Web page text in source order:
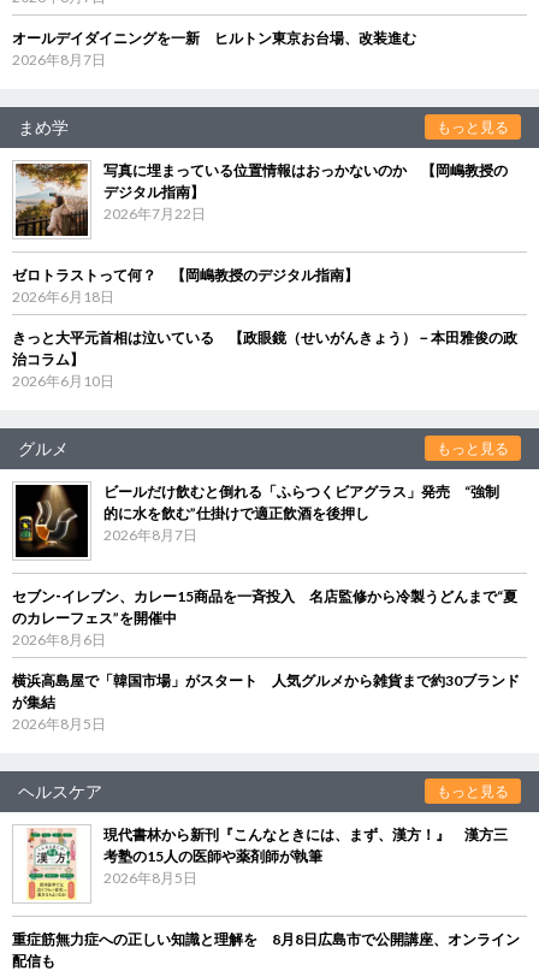
オールデイダイニングを一新 ヒルトン東京お台場、改装進む
2026年8月7日
まめ学 もっと見る
写真に埋まっている位置情報はおっかないのか 【岡嶋教授の
デジタル指南】
2026年7月22日
ゼロトラストって何？ 【岡嶋教授のデジタル指南】
2026年6月18日
きっと大平元首相は泣いている 【政眼鏡（せいがんきょう）－本田雅俊の政
治コラム】
2026年6月10日
グルメ もっと見る
ビールだけ飲むと倒れる「ふらつくビアグラス」発売 “強制
的に水を飲む”仕掛けで適正飲酒を後押し
2026年8月7日
セブン‐イレブン、カレー15商品を一斉投入 名店監修から冷製うどんまで“夏
のカレーフェス”を開催中
2026年8月6日
横浜高島屋で「韓国市場」がスタート 人気グルメから雑貨まで約30ブランド
が集結
2026年8月5日
ヘルスケア もっと見る
現代書林から新刊『こんなときには、まず、漢方！』 漢方三
考塾の15人の医師や薬剤師が執筆
2026年8月5日
重症筋無力症への正しい知識と理解を 8月8日広島市で公開講座、オンライン
配信も